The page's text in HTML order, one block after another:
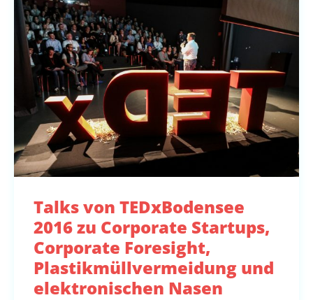
Talks von TEDxBodensee
2016 zu Corporate Startups,
Corporate Foresight,
Plastikmüllvermeidung und
elektronischen Nasen